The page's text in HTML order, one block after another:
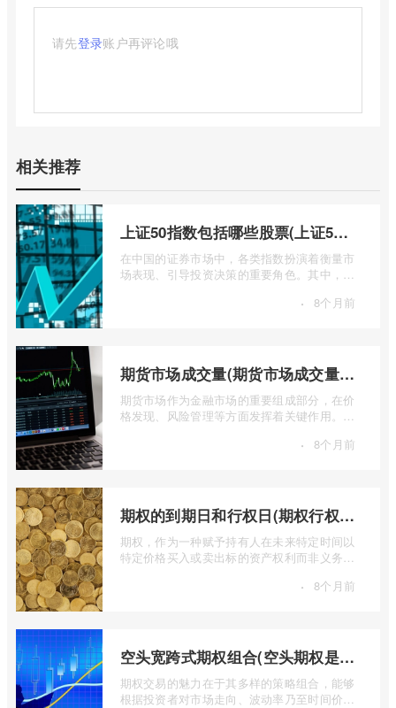
请先登录账户再评论哦
相关推荐
上证50指数包括哪些股票(上证50指数包含哪些股票)
在中国的证券市场中，各类指数扮演着衡量市
场表现、引导投资决策的重要角色。其中，上
· 8个月前
期货市场成交量(期货市场成交量萎缩)
期货市场作为金融市场的重要组成部分，在价
格发现、风险管理等方面发挥着关键作用。近
· 8个月前
期权的到期日和行权日(期权行权日到期虚值期权都将清零)
期权，作为一种赋予持有人在未来特定时间以
特定价格买入或卖出标的资产权利而非义务的
· 8个月前
空头宽跨式期权组合(空头期权是什么意思)
期权交易的魅力在于其多样的策略组合，能够
根据投资者对市场走向、波动率乃至时间价值